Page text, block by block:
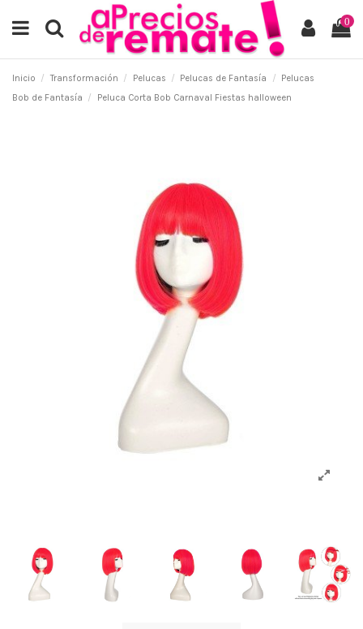
0
Inicio Transformación Pelucas Pelucas de Fantasía
Pelucas
Bob de Fantasía
Peluca Corta Bob Carnaval Fiestas halloween